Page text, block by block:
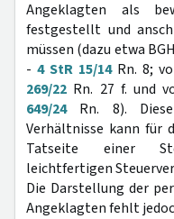
Angeklagten als
festgestellt und
müssen (dazu etwa
- 4 StR 15/14Rn. 8;
269/22 Rn. 27 f. und
649/24Rn. 8).
Verhältnisse kann für
Tatseite einer
leichtfertigen
Die Darstellung der
Angeklagten fehlt